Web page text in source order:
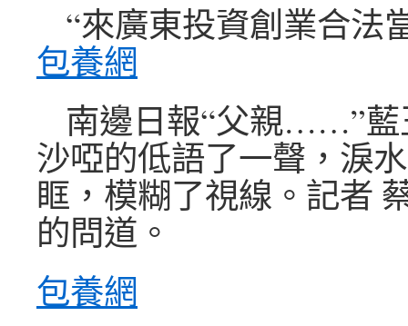
“來廣東投資創業合法
包養網
南邊日報“父親……”藍
沙啞的低語了一聲，淚
眶，模糊了視線。記者
的問道。
包養網